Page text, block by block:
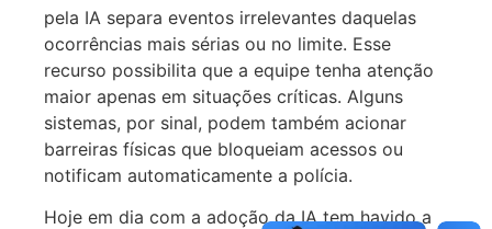
pela IA separa eventos irrelevantes daquelas
ocorrências mais sérias ou no limite. Esse
recurso possibilita que a equipe tenha atenção
maior apenas em situações críticas. Alguns
sistemas, por sinal, podem também acionar
barreiras físicas que bloqueiam acessos ou
notificam automaticamente a polícia.
Hoje em dia com a adoção da IA tem havido a